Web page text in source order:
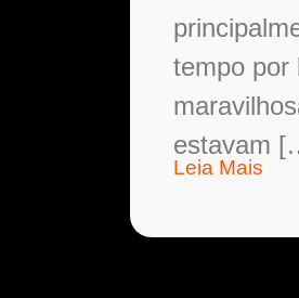
tempo por
estavam
Leia Mais